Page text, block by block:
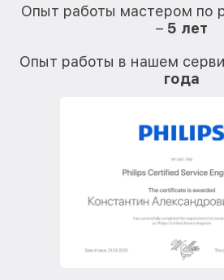
Опыт работы мастером по
– 5 лет
Опыт работы в нашем
года